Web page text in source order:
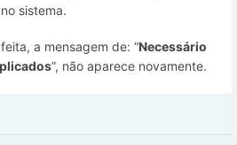
sistema.
a mensagem de: “Necessário
”, não aparece novamente.